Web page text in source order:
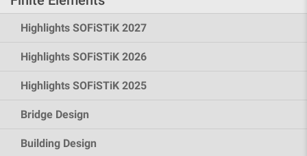
Highlights SOFiSTiK 2027
Highlights SOFiSTiK 2026
Highlights SOFiSTiK 2025
Bridge Design
Building Design